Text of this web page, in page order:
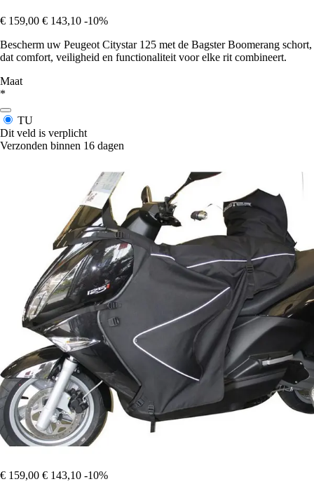
€ 159,00 € 143,10 -10%
Bescherm uw Peugeot Citystar 125 met de Bagster Boomerang schort,
dat comfort, veiligheid en functionaliteit voor elke rit combineert.
Maat
*
TU
Dit veld is verplicht
Verzonden binnen 16 dagen
€ 159,00 € 143,10 -10%